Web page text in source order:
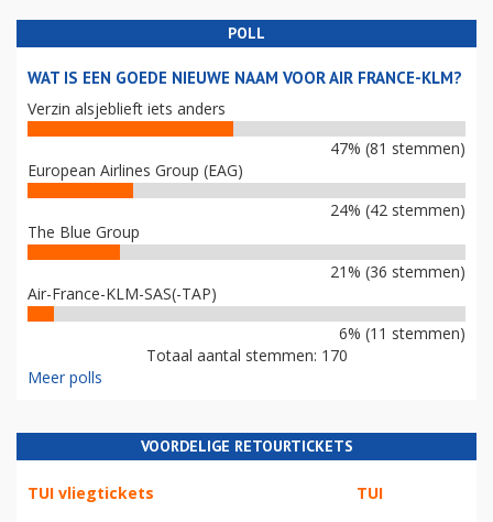
POLL
WAT IS EEN GOEDE NIEUWE NAAM VOOR AIR FRANCE-KLM?
Verzin alsjeblieft iets anders
47% (81 stemmen)
European Airlines Group (EAG)
24% (42 stemmen)
The Blue Group
21% (36 stemmen)
Air-France-KLM-SAS(-TAP)
6% (11 stemmen)
Totaal aantal stemmen: 170
Meer polls
VOORDELIGE RETOURTICKETS
TUI vliegtickets TUI